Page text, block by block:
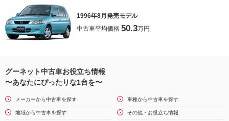
1996年8月発売モデル
中古車平均価格 50.3万円
グーネット中古車お役立ち情報
〜あなたにぴったりな1台を〜
メーカーから中古車を探す 車種から中古車を探す
地域から中古車を探す その他・お役立ち情報